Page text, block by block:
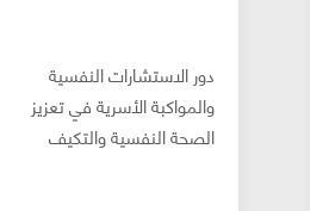
دور الاستشارات النفسية
والمواكبة الأسرية في تعزيز
الصحة النفسية والتكيف